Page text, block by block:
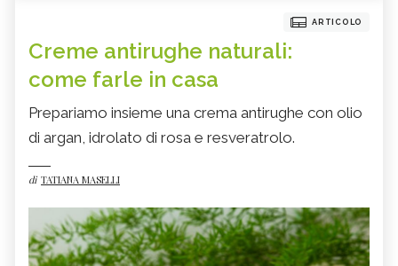
ARTICOLO
Creme antirughe naturali:
come farle in casa
Prepariamo insieme una crema antirughe con olio
di argan, idrolato di rosa e resveratrolo.
di TATIANA MASELLI